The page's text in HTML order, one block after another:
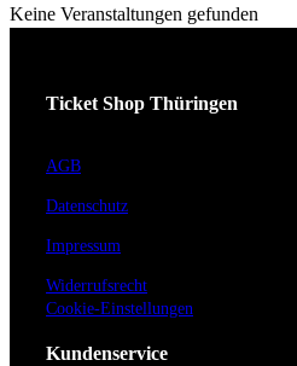
Keine Veranstaltungen gefunden
Ticket Shop Thüringen
AGB
Datenschutz
Impressum
Widerrufsrecht
Cookie-Einstellungen
Kundenservice